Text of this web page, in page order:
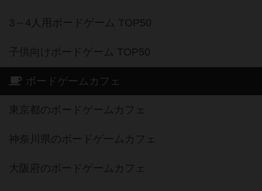
3～4人用ボードゲーム TOP50
子供向けボードゲーム TOP50
ボードゲームカフェ
東京都のボードゲームカフェ
神奈川県のボードゲームカフェ
大阪府のボードゲームカフェ